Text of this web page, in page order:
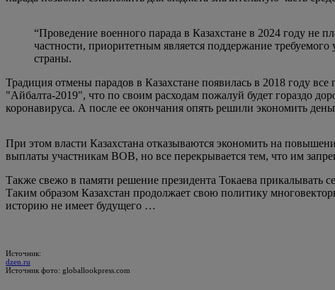
“Проведение военного парада в Казахстане в 2024 году не
частности, приоритетным является поддержание
страны.
Традиция отмены парадов в Казахстане появилась в 2018 году
"Айбалта-2019", что по своим расходам пожалуй будет гораздо
коронавируса. А после ее окончания опять решили экономить
При этом власти Казахстана отказываются экономить на
выплаты участникам ВОВ, но все перекрывается тем, что им
Также свежо в памяти решение президента Токаева прикалывать
Таким образом Казахстан продолжает свою политику
историю не имеет будущего …
Источник:
dzen.ru
Источник фото: globallookpress.com